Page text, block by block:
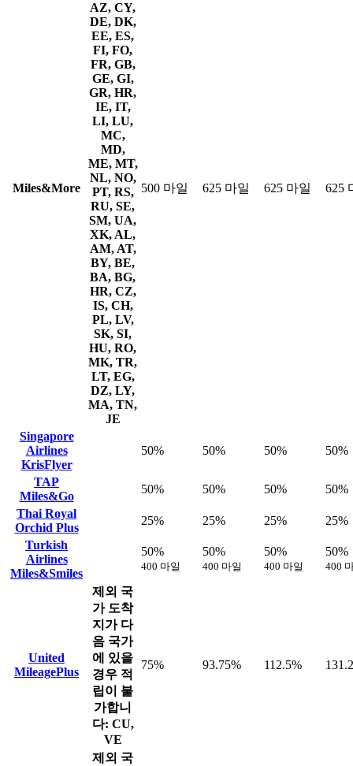
Miles&More
AZ, CY,
DE, DK,
EE, ES,
FI, FO,
FR, GB,
GE, GI,
GR, HR,
IE, IT,
LI, LU,
MC,
MD,
ME, MT,
NL, NO,
PT, RS,
RU, SE,
SM, UA,
XK, AL,
AM, AT,
BY, BE,
BA, BG,
HR, CZ,
IS, CH,
PL, LV,
SK, SI,
HU, RO,
MK, TR,
LT, EG,
DZ, LY,
MA, TN,
JE
500 마일 625 마일 625 마일 625
Singapore
Airlines
KrisFlyer
50% 50% 50% 50%
TAP
Miles&Go
50% 50% 50%
50%
Thai Royal
Orchid Plus
25% 25% 25%
25%
Turkish
Airlines
Miles&Smiles
50%
400 마일
50%
400 마일
50%
400 마일
50%
400
United
MileagePlus
제외 국
가 도착
지가 다
음 국가
에 있을
경우 적
립이 불
가합니
다: CU,
VE
75% 93.75% 112.5%
제외 국